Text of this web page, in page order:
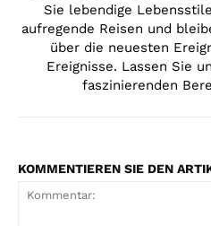
Sie lebendige
aufregende Reisen und
über die neuesten
Ereignisse. Lassen Sie
faszinierenden
KOMMENTIEREN SIE DEN